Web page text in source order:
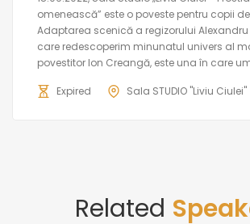
omenească” este o poveste pentru copii
Adaptarea scenică a regizorului Alexandru
care redescoperim minunatul univers al
povestitor Ion Creangă, este una în care
Expired Sala STUDIO "Liviu Ciulei"
Related